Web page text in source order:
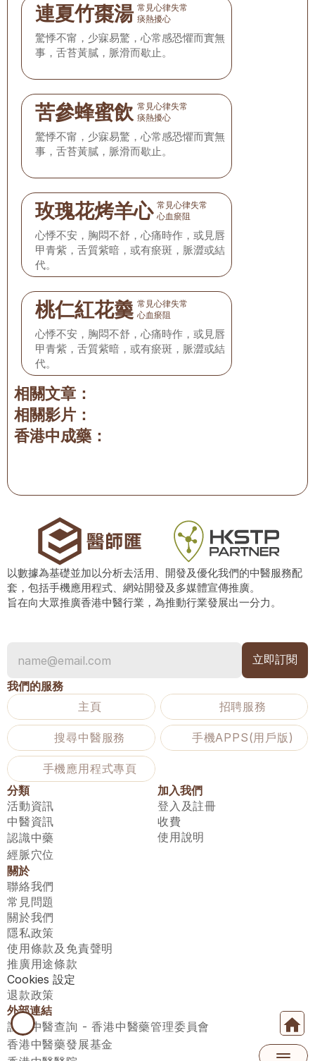
連夏竹棗湯 常見心律失常
痰熱擾心
驚悸不甯，少寐易驚，心常感恐懼而實無
事，舌苔黃膩，脈滑而歇止。
苦參蜂蜜飲 常見心律失常
痰熱擾心
驚悸不甯，少寐易驚，心常感恐懼而實無
事，舌苔黃膩，脈滑而歇止。
玫瑰花烤羊心 常見心律失常
心血瘀阻
心悸不安，胸悶不舒，心痛時作，或見唇
甲青紫，舌質紫暗，或有瘀斑，脈澀或結
代。
桃仁紅花羹 常見心律失常
心血瘀阻
心悸不安，胸悶不舒，心痛時作，或見唇
甲青紫，舌質紫暗，或有瘀斑，脈澀或結
代。
相關文章：
相關影片：
香港中成藥：
以數據為基礎並加以分析去活用、開發及優化我們的中醫服務配
套，包括手機應用程式、網站開發及多媒體宣傳推廣。
旨在向大眾推廣香港中醫行業，為推動行業發展出一分力。
我們的服務
主頁
招聘服務
搜尋中醫服務 手機APPS(用戶版)
手機應用程式專頁
分類
活動資訊
中醫資訊
認識中藥
經脈穴位
加入我們
登入及註冊
收費
使用說明
關於
聯絡我們
常見問題
關於我們
隱私政策
使用條款及免責聲明
推廣用途條款
Cookies 設定
退款政策
外部連結
註冊中醫查詢 - 香港中醫藥管理委員會
香港中醫藥發展基金